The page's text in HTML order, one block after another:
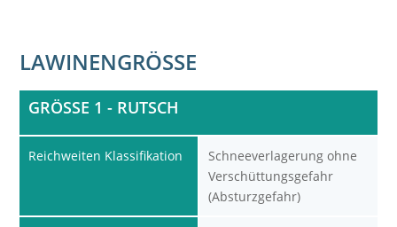
LAWINENGRÖSSE
Reichweiten Klassifikation
GRÖSSE 1 - RUTSCH
Schneeverlagerung ohne
Verschüttungsgefahr
(Absturzgefahr)